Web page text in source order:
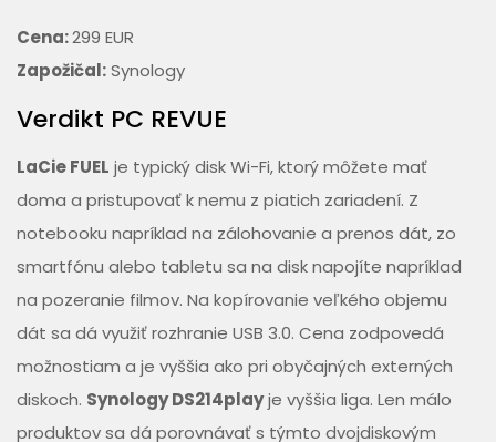
Cena:299 EUR
Zapožičal:Synology
Verdikt PC REVUE
LaCie FUEL je typický disk Wi-Fi, ktorý môžete mať
doma a pristupovať k nemu z piatich zariadení. Z
notebooku napríklad na zálohovanie a prenos dát, zo
smartfónu alebo tabletu sa na disk napojíte napríklad
na pozeranie filmov. Na kopírovanie veľkého objemu
dát sa dá využiť rozhranie USB 3.0. Cena zodpovedá
možnostiam a je vyššia ako pri obyčajných externých
diskoch. Synology DS214playje vyššia liga. Len málo
produktov sa dá porovnávať s týmto dvojdiskovým